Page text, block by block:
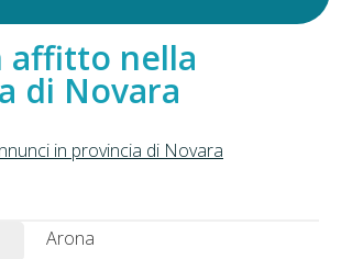
affitto nella
di Novara
in provincia di Novara
Arona